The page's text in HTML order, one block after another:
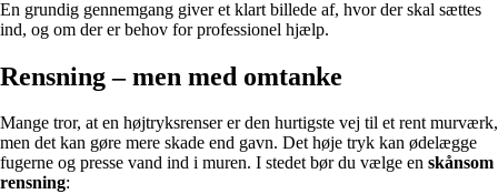
En grundig gennemgang giver et klart billede af, hvor der skal sættes
ind, og om der er behov for professionel hjælp.
Rensning – men med omtanke
Mange tror, at en højtryksrenser er den hurtigste vej til et rent murværk,
men det kan gøre mere skade end gavn. Det høje tryk kan ødelægge
fugerne og presse vand ind i muren. I stedet bør du vælge en skånsom
rensning: